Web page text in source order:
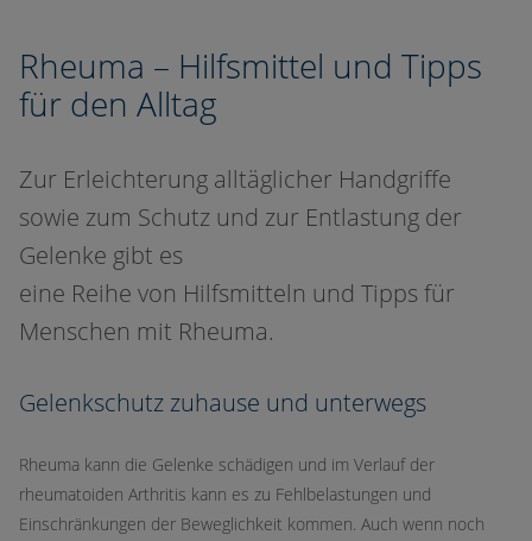
Rheuma – Hilfsmittel und Tipps
für den Alltag
Zur Erleichterung alltäglicher Handgriffe
sowie zum Schutz und zur Entlastung der
Gelenke gibt es
eine Reihe von Hilfsmitteln und Tipps für
Menschen mit Rheuma.
Gelenkschutz zuhause und unterwegs
Rheuma kann die Gelenke schädigen und im Verlauf der
rheumatoiden Arthritis kann es zu Fehlbelastungen und
Einschränkungen der Beweglichkeit kommen. Auch wenn noch